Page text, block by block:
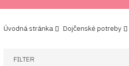
Úvodná stránka Dojčenské potreby
FILTER